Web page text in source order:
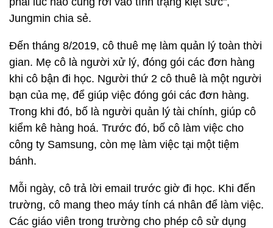
Jungmin chia sẻ.
Đến tháng 8/2019, cô thuê mẹ làm quản lý toàn thời
gian. Mẹ cô là người xử lý, đóng gói các đơn hàng
khi cô bận đi học. Người thứ 2 cô thuê là một người
bạn của mẹ, để giúp việc đóng gói các đơn hàng.
Trong khi đó, bố là người quản lý tài chính, giúp cô
kiểm kê hàng hoá. Trước đó, bố cô làm việc cho
công ty Samsung, còn mẹ làm việc tại một tiệm
bánh.
Mỗi ngày, cô trả lời email trước giờ đi học. Khi đến
trường, cô mang theo máy tính cá nhân để làm việc.
Các giáo viên trong trường cho phép cô sử dụng